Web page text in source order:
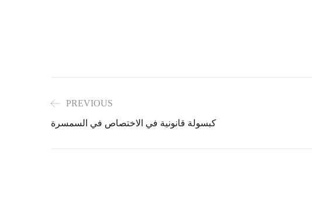
PREVIOUS
كبسولة قانونية في الاختصاص في السمسرة